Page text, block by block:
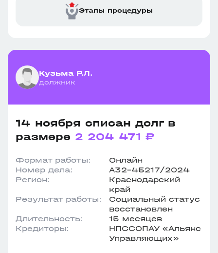
Этапы процедуры
Кузьма Р.Л.
должник
14 ноября списан долг в
размере 2 204 471 ₽
Формат работы:
Онлайн
Номер дела:
А32-45217/2024
Регион:
Краснодарский
край
Результат работы:
Социальный статус
восстановлен
Длительность:
15 месяцев
Кредиторы:
НПССОПАУ «Альянс
Управляющих»